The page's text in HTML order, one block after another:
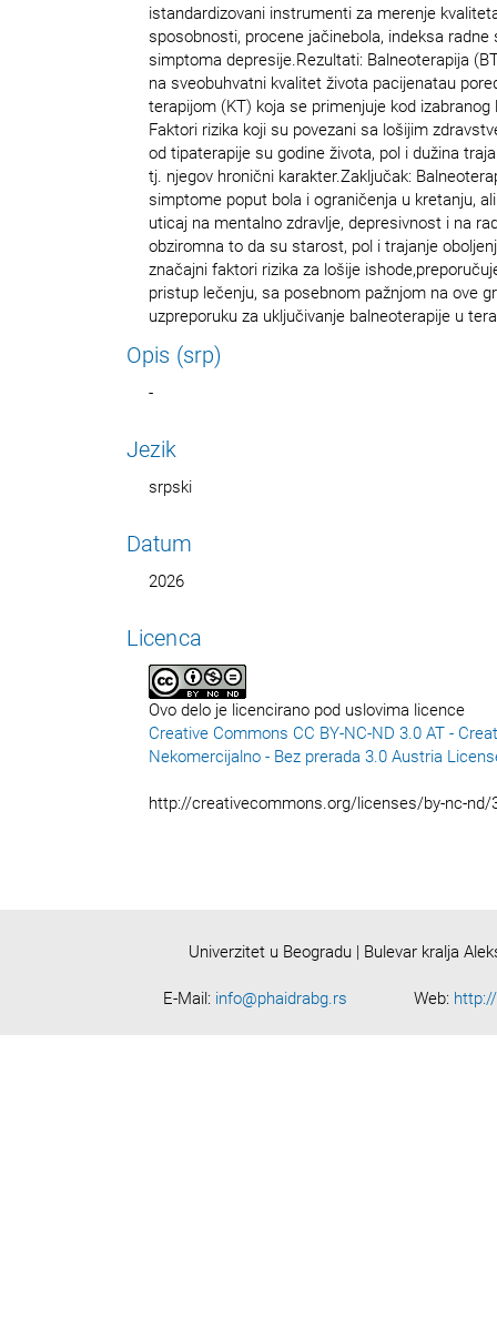
istandardizovani instrumenti za merenje
sposobnosti, procene jačinebola, indeksa
simptoma depresije.Rezultati: Balneoterapija
na sveobuhvatni kvalitet života pacijenatau
terapijom (KT) koja se primenjuje kod izabranog
Faktori rizika koji su povezani sa lošijim
od tipaterapije su godine života, pol i dužina
tj. njegov hronični karakter.Zaključak:
simptome poput bola i ograničenja u kretanju,
uticaj na mentalno zdravlje, depresivnost i na
obziromna to da su starost, pol i trajanje
značajni faktori rizika za lošije
pristup lečenju, sa posebnom pažnjom na ove
uzpreporuku za uključivanje balneoterapije u
Opis (srp)
-
Jezik
srpski
Datum
2026
Licenca
Ovo delo je licencirano pod uslovima licence
Creative Commons CC BY-NC-ND 3.0 AT -
Nekomercijalno - Bez prerada 3.0 Austria
http://creativecommons.org/licenses/by-nc-
Univerzitet u Beogradu | Bulevar kralja
E-Mail: info@phaidrabg.rs Web: